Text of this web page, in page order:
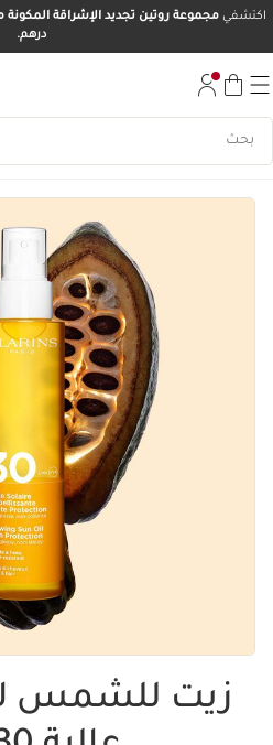
اكتشفيمجموعة روتين تجديد الإشراقة المكونة من 6 قطع،
درهم.
زيت للشمس